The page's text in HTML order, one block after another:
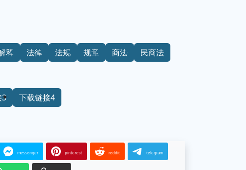
释 法律 法规 规章 商法
民商法
3 下载链接4
messenger pinterest reddit telegram